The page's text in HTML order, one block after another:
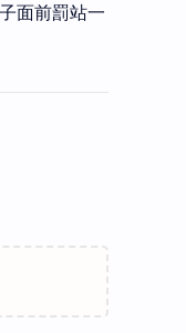
面前罰站一